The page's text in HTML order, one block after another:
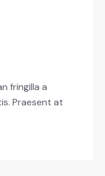
fringilla a
Praesent at